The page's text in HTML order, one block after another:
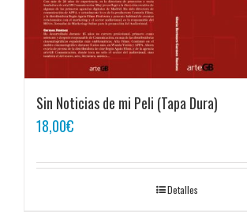
Sin Noticias de mi Peli (Tapa Dura)
18,00€
Detalles